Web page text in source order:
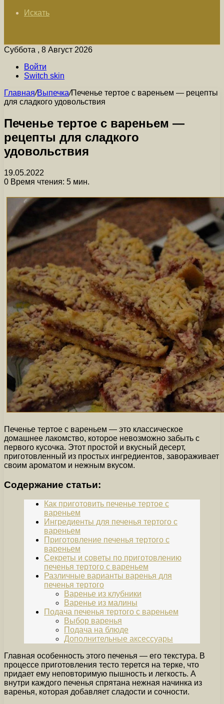
Искать
Суббота , 8 Август 2026
Войти
Switch skin
Главная/Выпечка/Печенье тертое с вареньем — рецепты
для сладкого удовольствия
Печенье тертое с вареньем —
рецепты для сладкого
удовольствия
19.05.2022
0 Время чтения: 5 мин.
Печенье тертое с вареньем — это классическое
домашнее лакомство, которое невозможно забыть с
первого кусочка. Этот простой и вкусный десерт,
приготовленный из простых ингредиентов, завораживает
своим ароматом и нежным вкусом.
Содержание статьи:
Как приготовить печенье тертое с
вареньем
Ингредиенты для печенья тертого с
вареньем
Приготовление печенья тертого с
вареньем
Секреты и советы по приготовлению
печенья тертого с вареньем
Различные варианты варенья для
печенья тертого
Варенье из клубники
Варенье из малины
Подача печенья тертого с вареньем
Выбор варенья
Подача на блюде
Дополнительные аксессуары
Главная особенность этого печенья — его текстура. В
процессе приготовления тесто терется на терке, что
придает ему неповторимую пышность и легкость. А
внутри каждого печенья спрятана нежная начинка из
варенья, которая добавляет сладости и сочности.